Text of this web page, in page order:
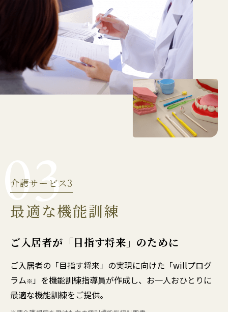
03
介護サービス3
最適な機能訓練
ご入居者が「目指す将来」のために
ご入居者の「目指す将来」の実現に向けた「willプログ
ラム※ 」を機能訓練指導員が作成し、お一人おひとりに
最適な機能訓練をご提供。